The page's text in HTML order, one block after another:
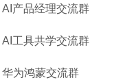
AI产品经理交流群
AI工具共学交流群
华为鸿蒙交流群